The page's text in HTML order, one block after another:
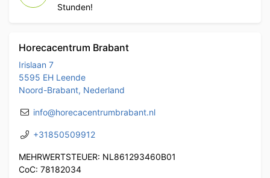
Stunden!
Horecacentrum Brabant
Irislaan 7
5595 EH Leende
Noord-Brabant, Nederland
info@horecacentrumbrabant.nl
+31850509912
MEHRWERTSTEUER: NL861293460B01
CoC: 78182034